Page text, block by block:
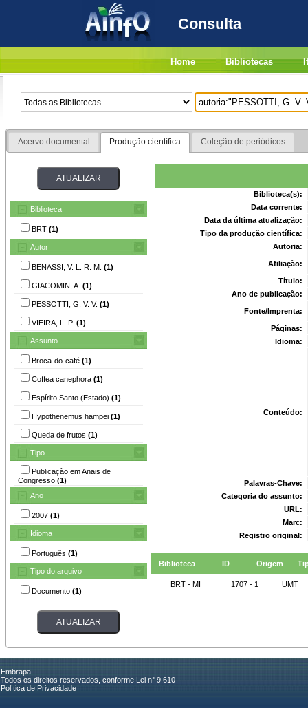
Consulta
Home Bibliotecas
Acervo documental Produção científica Coleção de periódicos
Biblioteca
BRT (1)
Autor
BENASSI, V. L. R. M. (1)
GIACOMIN, A. (1)
PESSOTTI, G. V. V. (1)
VIEIRA, L. P. (1)
Assunto
Broca-do-café (1)
Coffea canephora (1)
Espírito Santo (Estado) (1)
Hypothenemus hampei (1)
Queda de frutos (1)
Tipo
Publicação em Anais de
Congresso (1)
Ano
2007 (1)
Idioma
Português (1)
Tipo do arquivo
Documento (1)
Biblioteca(s):
Data corrente:
Data da última atualização:
Tipo da produção científica:
Autoria:
Afiliação:
Título:
Ano de publicação:
Fonte/Imprenta:
Páginas:
Idioma:
Conteúdo:
Palavras-Chave:
Categoria do assunto:
URL:
Marc:
Registro original:
Biblioteca ID Origem
BRT - MI 1707 - 1 UMT
Embrapa
Todos os direitos reservados, conforme Lei n° 9.610
Política de Privacidade